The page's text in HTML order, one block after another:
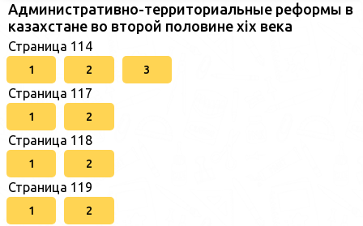
Административно-территориальные реформы в
казахстане во второй половине xix века
Страница 114
1 2 3
Страница 117
1 2
Страница 118
1 2
Страница 119
1 2